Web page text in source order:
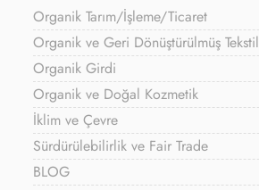
Organik Tarım/İşleme/Ticaret
Organik ve Geri Dönüştürülmüş Tekstil
Organik Girdi
Organik ve Doğal Kozmetik
İklim ve Çevre
Sürdürülebilirlik ve Fair Trade
BLOG